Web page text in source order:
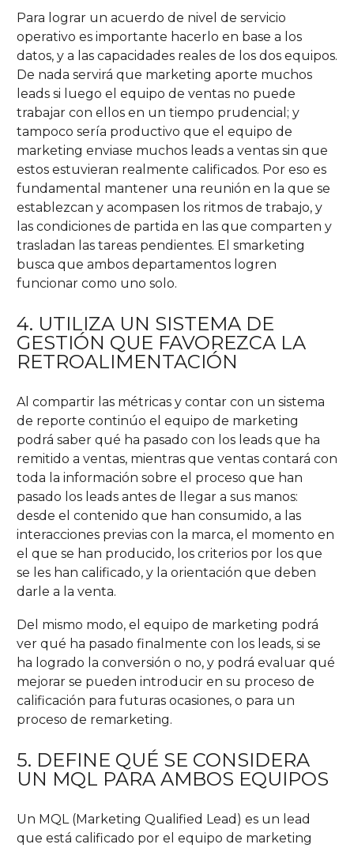
Para lograr un acuerdo de nivel de servicio
operativo es importante hacerlo en base a los
datos, y a las capacidades reales de los dos equipos.
De nada servirá que marketing aporte muchos
leads si luego el equipo de ventas no puede
trabajar con ellos en un tiempo prudencial; y
tampoco sería productivo que el equipo de
marketing enviase muchos leads a ventas sin que
estos estuvieran realmente calificados. Por eso es
fundamental mantener una reunión en la que se
establezcan y acompasen los ritmos de trabajo, y
las condiciones de partida en las que comparten y
trasladan las tareas pendientes. El smarketing
busca que ambos departamentos logren
funcionar como uno solo.
4. UTILIZA UN SISTEMA DE
GESTIÓN QUE FAVOREZCA LA
RETROALIMENTACIÓN
Al compartir las métricas y contar con un sistema
de reporte continúo el equipo de marketing
podrá saber qué ha pasado con los leads que ha
remitido a ventas, mientras que ventas contará con
toda la información sobre el proceso que han
pasado los leads antes de llegar a sus manos:
desde el contenido que han consumido, a las
interacciones previas con la marca, el momento en
el que se han producido, los criterios por los que
se les han calificado, y la orientación que deben
darle a la venta.
Del mismo modo, el equipo de marketing podrá
ver qué ha pasado finalmente con los leads, si se
ha logrado la conversión o no, y podrá evaluar qué
mejorar se pueden introducir en su proceso de
calificación para futuras ocasiones, o para un
proceso de remarketing.
5. DEFINE QUÉ SE CONSIDERA
UN MQL PARA AMBOS EQUIPOS
Un MQL (Marketing Qualified Lead) es un lead
que está calificado por el equipo de marketing